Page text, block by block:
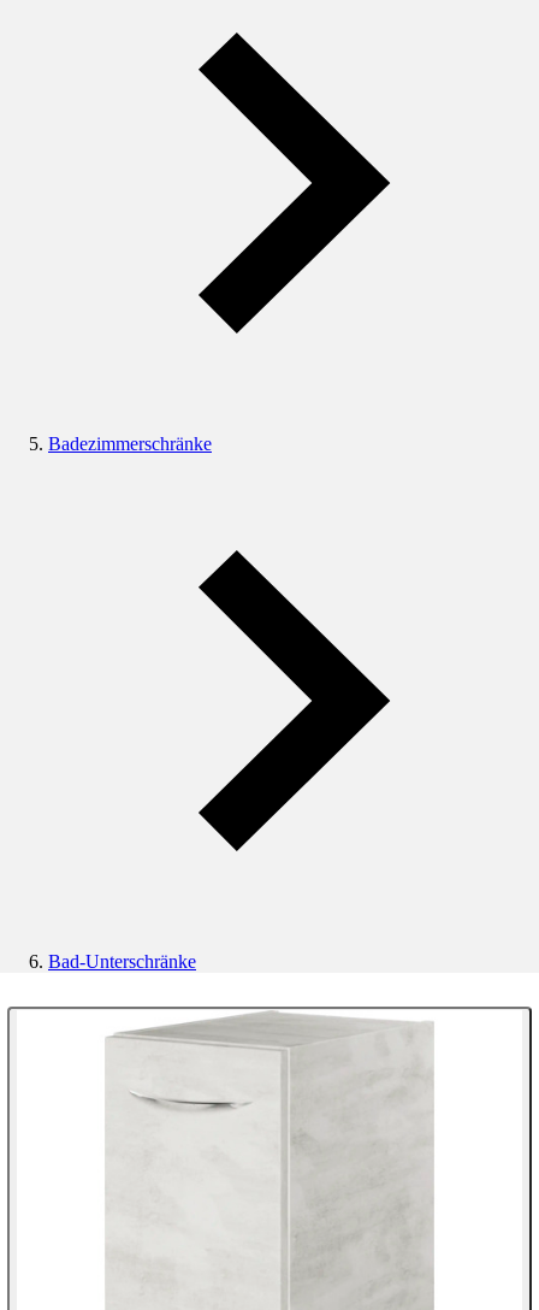
Badezimmerschränke
Bad-Unterschränke